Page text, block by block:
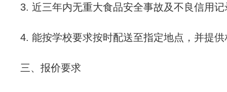
3. 近三年内无重大食品安全事故及不良信用记
4. 能按学校要求按时配送至指定地点，并提
三、报价要求